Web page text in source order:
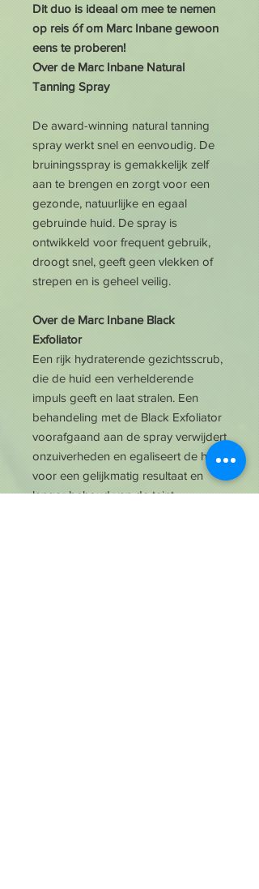
Dit duo is ideaal om mee te nemen
op reis óf om Marc Inbane gewoon
eens te proberen!
Over de Marc Inbane Natural
Tanning Spray
De award-winning natural tanning
spray werkt snel en eenvoudig. De
bruiningsspray is gemakkelijk zelf
aan te brengen en zorgt voor een
gezonde, natuurlijke en egaal
gebruinde huid. De spray is
ontwikkeld voor frequent gebruik,
droogt snel, geeft geen vlekken of
strepen en is geheel veilig.
Over de Marc Inbane Black
Exfoliator
Een rijk hydraterende gezichtsscrub,
die de huid een verhelderende
impuls geeft en laat stralen. Een
behandeling met de Black Exfoliator
voorafgaand aan de spray verwijdert
onzuiverheden en egaliseert de huid
voor een gelijkmatig resultaat en
langer behoud van de teint.